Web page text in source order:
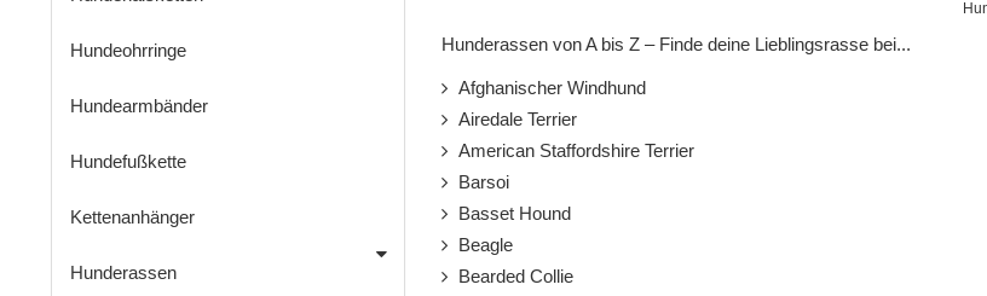
Hunderassen von A bis Z – Finde deine Lieblingsrasse bei...
Afghanischer Windhund
Airedale Terrier
American Staffordshire Terrier
Barsoi
Basset Hound
Beagle
Bearded Collie
Hundeohrringe
Hundearmbänder
Hundefußkette
Kettenanhänger
Hunderassen